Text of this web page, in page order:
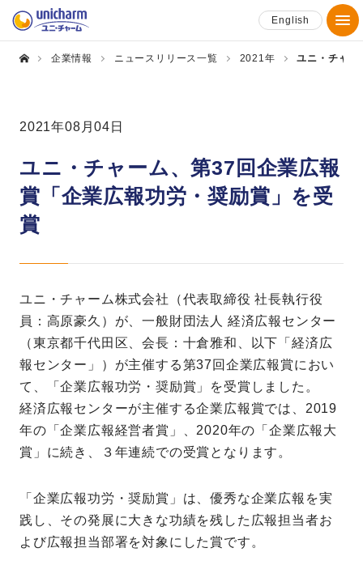
English
企業情報 ニュースリリース一覧 2021年 ユニ・チャー
2021年08月04日
ユニ・チャーム、第37回企業広報
賞「企業広報功労・奨励賞」を受
賞
ユニ・チャーム株式会社（代表取締役 社長執行役
員：高原豪久）が、一般財団法人 経済広報センター
（東京都千代田区、会長：十倉雅和、以下「経済広
報センター」）が主催する第37回企業広報賞におい
て、「企業広報功労・奨励賞」を受賞しました。
経済広報センターが主催する企業広報賞では、2019
年の「企業広報経営者賞」、2020年の「企業広報大
賞」に続き、３年連続での受賞となります。
「企業広報功労・奨励賞」は、優秀な企業広報を実
践し、その発展に大きな功績を残した広報担当者お
よび広報担当部署を対象にした賞です。